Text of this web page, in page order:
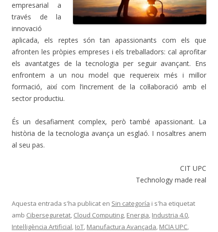
empresarial a
través de la
innovació
aplicada, els reptes són tan apassionants com els que
afronten les pròpies empreses i els treballadors: cal aprofitar
els avantatges de la tecnologia per seguir avançant. Ens
enfrontem a un nou model que requereix més i millor
formació, així com l’increment de la col·laboració amb el
sector productiu.
És un desafiament complex, però també apassionant. La
història de la tecnologia avança un esglaó. I nosaltres anem
al seu pas.
CIT UPC
Technology made real
Aquesta entrada s'ha publicat en Sin categoría i s'ha etiquetat
amb Ciberseguretat, Cloud Computing, Energia, Industria 4.0,
Intel·ligència Artificial, IoT, Manufactura Avançada, MCIA UPC,